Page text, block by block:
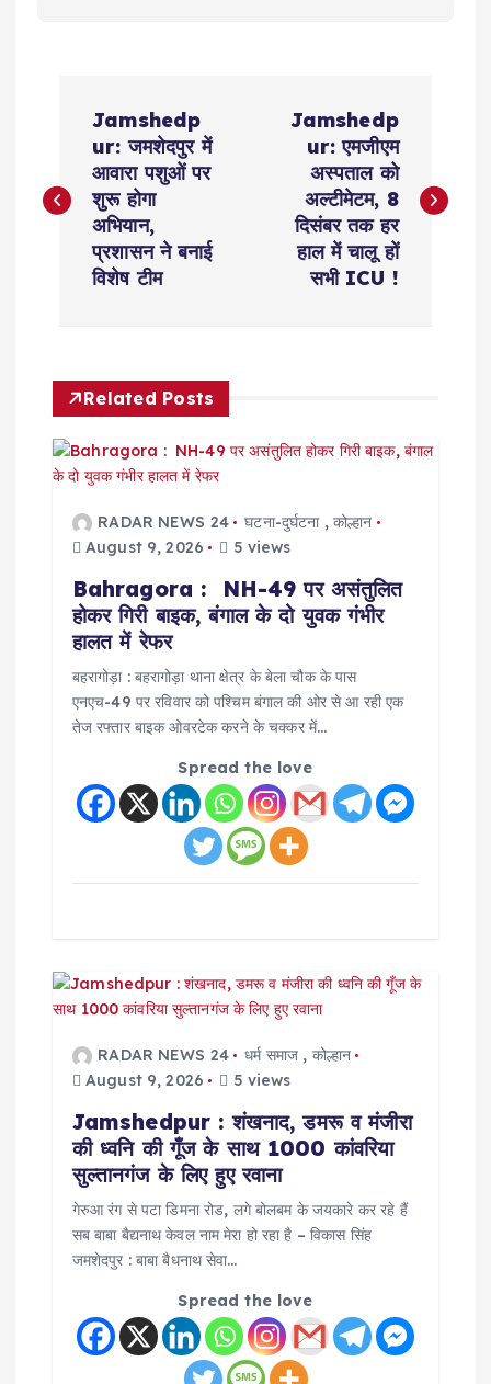
s
a
v
Jamshedp
ur: जमशेदपुर में
आवारा पशुओं पर
शुरू होगा
अभियान,
प्रशासन ने बनाई
विशेष टीम
Jamshedp
ur: एमजीएम
अस्पताल को
अल्टीमेटम, 8
दिसंबर तक हर
हाल में चालू हों
सभी ICU !
Related Posts
RADAR NEWS 24 घटना-दुर्घटना, कोल्हान
August 9, 2026
5 views
Bahragora : NH-49 पर असंतुलित
होकर गिरी बाइक, बंगाल के दो युवक गंभीर
हालत में रेफर
बहरागोड़ा : बहरागोड़ा थाना क्षेत्र के बेला चौक के पास
एनएच-49 पर रविवार को पश्चिम बंगाल की ओर से आ रही एक
तेज रफ्तार बाइक ओवरटेक करने के चक्कर में…
Spread the love
RADAR NEWS 24 धर्म समाज , कोल्हान
August 9, 2026
5 views
Jamshedpur : शंखनाद, डमरू व मंजीरा
की ध्वनि की गूँज के साथ 1000 कांवरिया
सुल्तानगंज के लिए हुए रवाना
गेरुआ रंग से पटा डिमना रोड, लगे बोलबम के जयकारे कर रहे हैं
सब बाबा बैद्यनाथ केवल नाम मेरा हो रहा है – विकास सिंह
जमशेदपुर : बाबा बैधनाथ सेवा…
Spread the love